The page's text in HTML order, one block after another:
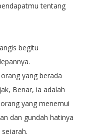
tentang
begitu
yang berada
Benar, ia adalah
yang menemui
dan gundah hatinya